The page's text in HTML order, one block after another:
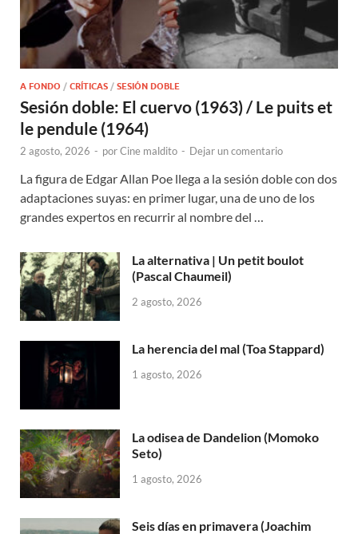
A FONDO / CRÍTICAS / SESIÓN DOBLE
Sesión doble: El cuervo (1963) / Le puits et
le pendule (1964)
2 agosto, 2026 - porCine maldito - Dejar un comentario
La figura de Edgar Allan Poe llega a la sesión doble con dos
adaptaciones suyas: en primer lugar, una de uno de los
grandes expertos en recurrir al nombre del …
La alternativa | Un petit boulot
(Pascal Chaumeil)
2 agosto, 2026
La herencia del mal (Toa Stappard)
1 agosto, 2026
La odisea de Dandelion (Momoko
Seto)
1 agosto, 2026
Seis días en primavera (Joachim